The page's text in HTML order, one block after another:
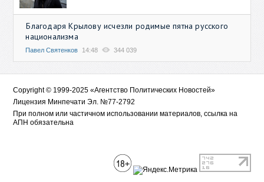
Благодаря Крылову исчезли родимые пятна русского
национализма
Павел Святенков 14:48 344 039
Copyright © 1999-2025 «Агентство Политических Новостей»
Лицензия Минпечати Эл. №77-2792
При полном или частичном использовании материалов, ссылка на
АПН обязательна